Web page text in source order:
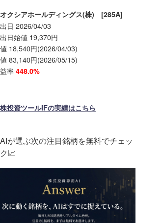
クシアホールディングス(株) [285A]
日 2026/04/03
日始値 19,370円
18,540円(2026/04/03)
83,140円(2026/05/15)
率 448.0%
投資ツールIFの実績はこちら
AIが選ぶ次の注目銘柄を無料でチェッ
ク📈